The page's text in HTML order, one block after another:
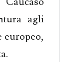
agli
europeo,